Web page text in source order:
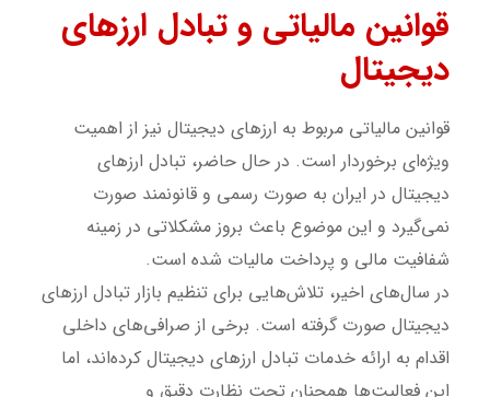
قوانین مالیاتی و تبادل ارزهای
دیجیتال
قوانین مالیاتی مربوط به ارزهای دیجیتال نیز از اهمیت
ویژه‌ای برخوردار است. در حال حاضر، تبادل ارزهای
دیجیتال در ایران به صورت رسمی و قانونمند صورت
نمی‌گیرد و این موضوع باعث بروز مشکلاتی در زمینه
شفافیت مالی و پرداخت مالیات شده است.
در سال‌های اخیر، تلاش‌هایی برای تنظیم بازار تبادل ارزهای
دیجیتال صورت گرفته است. برخی از صرافی‌های داخلی
اقدام به ارائه خدمات تبادل ارزهای دیجیتال کرده‌اند، اما
این فعالیت‌ها همچنان تحت نظارت دقیق و